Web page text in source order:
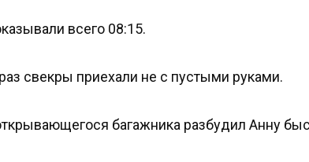
всего 08:15.
свекры приехали не с пустыми руками.
багажника разбудил Анну